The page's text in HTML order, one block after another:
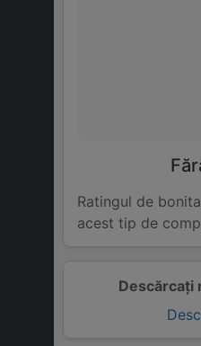
Descărcați
Ratingul de
acest tip de